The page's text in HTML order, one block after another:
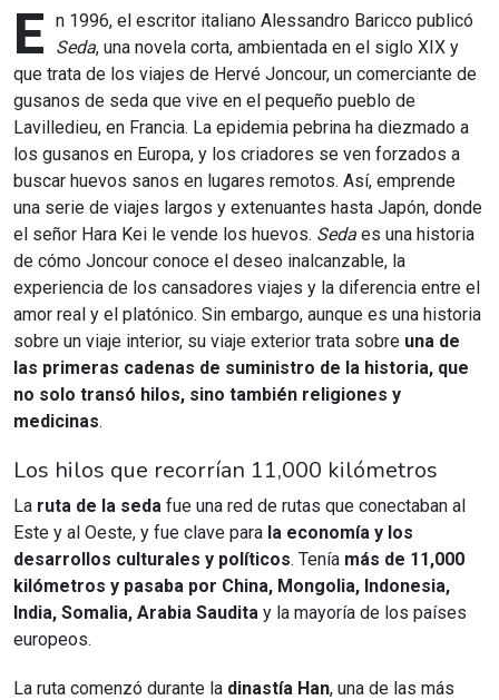
E n 1996, el escritor italiano Alessandro Baricco publicó
Seda, una novela corta, ambientada en el siglo XIX y
que trata de los viajes de Hervé Joncour, un comerciante de
gusanos de seda que vive en el pequeño pueblo de
Lavilledieu, en Francia. La epidemia pebrina ha diezmado a
los gusanos en Europa, y los criadores se ven forzados a
buscar huevos sanos en lugares remotos. Así, emprende
una serie de viajes largos y extenuantes hasta Japón, donde
el señor Hara Kei le vende los huevos. Seda es una historia
de cómo Joncour conoce el deseo inalcanzable, la
experiencia de los cansadores viajes y la diferencia entre el
amor real y el platónico. Sin embargo, aunque es una historia
sobre un viaje interior, su viaje exterior trata sobre una de
las primeras cadenas de suministro de la historia, que
no solo transó hilos, sino también religiones y
medicinas.
Los hilos que recorrían 11,000 kilómetros
La ruta de la seda fue una red de rutas que conectaban al
Este y al Oeste, y fue clave para la economía y los
desarrollos culturales y políticos. Tenía más de 11,000
kilómetros y pasaba por China, Mongolia, Indonesia,
India, Somalia, Arabia Saudita y la mayoría de los países
europeos.
La ruta comenzó durante la dinastía Han, una de las más